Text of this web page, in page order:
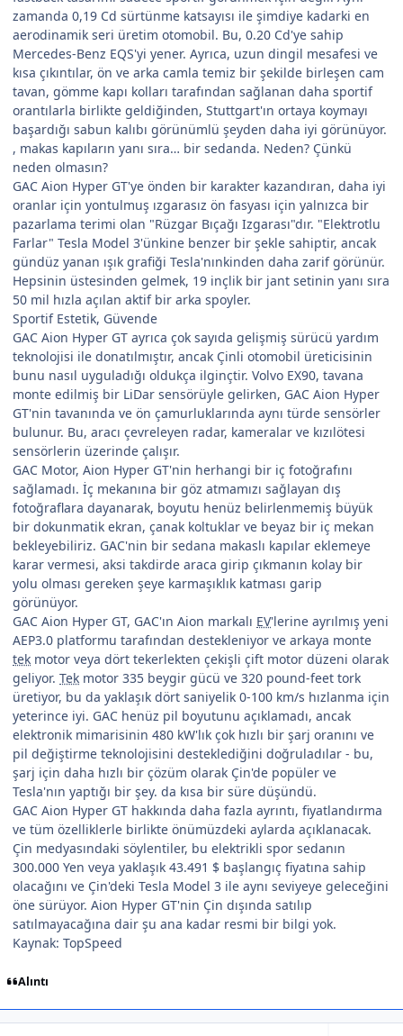
zamanda 0,19 Cd sürtünme katsayısı ile şimdiye kadarki en
aerodinamik seri üretim otomobil. Bu, 0.20 Cd'ye sahip
Mercedes-Benz EQS'yi yener. Ayrıca, uzun dingil mesafesi ve
kısa çıkıntılar, ön ve arka camla temiz bir şekilde birleşen cam
tavan, gömme kapı kolları tarafından sağlanan daha sportif
orantılarla birlikte geldiğinden, Stuttgart'ın ortaya koymayı
başardığı sabun kalıbı görünümlü şeyden daha iyi görünüyor.
, makas kapıların yanı sıra… bir sedanda. Neden? Çünkü
neden olmasın?
GAC Aion Hyper GT'ye önden bir karakter kazandıran, daha iyi
oranlar için yontulmuş ızgarasız ön fasyası için yalnızca bir
pazarlama terimi olan "Rüzgar Bıçağı Izgarası"dır. "Elektrotlu
Farlar" Tesla Model 3'ünkine benzer bir şekle sahiptir, ancak
gündüz yanan ışık grafiği Tesla'nınkinden daha zarif görünür.
Hepsinin üstesinden gelmek, 19 inçlik bir jant setinin yanı sıra
50 mil hızla açılan aktif bir arka spoyler.
Sportif Estetik, Güvende
GAC Aion Hyper GT ayrıca çok sayıda gelişmiş sürücü yardım
teknolojisi ile donatılmıştır, ancak Çinli otomobil üreticisinin
bunu nasıl uyguladığı oldukça ilginçtir. Volvo EX90, tavana
monte edilmiş bir LiDar sensörüyle gelirken, GAC Aion Hyper
GT'nin tavanında ve ön çamurluklarında aynı türde sensörler
bulunur. Bu, aracı çevreleyen radar, kameralar ve kızılötesi
sensörlerin üzerinde çalışır.
GAC Motor, Aion Hyper GT'nin herhangi bir iç fotoğrafını
sağlamadı. İç mekanına bir göz atmamızı sağlayan dış
fotoğraflara dayanarak, boyutu henüz belirlenmemiş büyük
bir dokunmatik ekran, çanak koltuklar ve beyaz bir iç mekan
bekleyebiliriz. GAC'nin bir sedana makaslı kapılar eklemeye
karar vermesi, aksi takdirde araca girip çıkmanın kolay bir
yolu olması gereken şeye karmaşıklık katması garip
görünüyor.
GAC Aion Hyper GT, GAC'ın Aion markalı EV'lerine ayrılmış yeni
AEP3.0 platformu tarafından destekleniyor ve arkaya monte
tek motor veya dört tekerlekten çekişli çift motor düzeni olarak
geliyor. Tek motor 335 beygir gücü ve 320 pound-feet tork
üretiyor, bu da yaklaşık dört saniyelik 0-100 km/s hızlanma için
yeterince iyi. GAC henüz pil boyutunu açıklamadı, ancak
elektronik mimarisinin 480 kW'lık çok hızlı bir şarj oranını ve
pil değiştirme teknolojisini desteklediğini doğruladılar - bu,
şarj için daha hızlı bir çözüm olarak Çin'de popüler ve
Tesla'nın yaptığı bir şey. da kısa bir süre düşündü.
GAC Aion Hyper GT hakkında daha fazla ayrıntı, fiyatlandırma
ve tüm özelliklerle birlikte önümüzdeki aylarda açıklanacak.
Çin medyasındaki söylentiler, bu elektrikli spor sedanın
300.000 Yen veya yaklaşık 43.491 $ başlangıç fiyatına sahip
olacağını ve Çin'deki Tesla Model 3 ile aynı seviyeye geleceğini
öne sürüyor. Aion Hyper GT'nin Çin dışında satılıp
satılmayacağına dair şu ana kadar resmi bir bilgi yok.
Kaynak: TopSpeed
Alıntı